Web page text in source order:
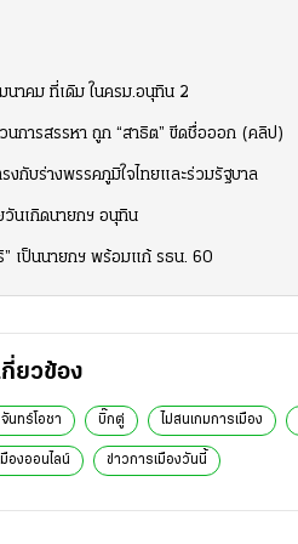
าคม ที่เดิม ในครม.อนุทิน 2
นการสรรหา ถูก “สาธิต” ขีดชื่อออก (คลิป)
งกับร่างพรรคภูมิใจไทยและร่วมรัฐบาล
วันเกิดนายกฯ อนุทิน
เป็นนายกฯ พร้อมแก้ รธน. 60
ยวข้อง
นทร์โอชา บิ๊กตู่ ไม่สนเกมการเมือง
องออนไลน์ ข่าวการเมืองวันนี้